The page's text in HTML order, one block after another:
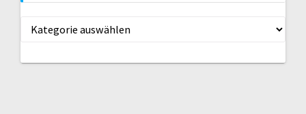
Kategorien